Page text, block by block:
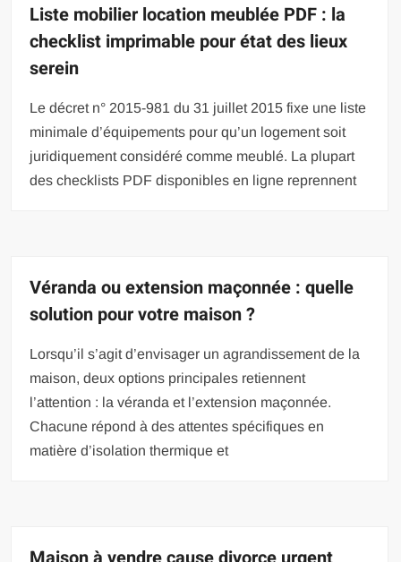
Liste mobilier location meublée PDF : la
checklist imprimable pour état des lieux
serein
Le décret n° 2015-981 du 31 juillet 2015 fixe une liste
minimale d’équipements pour qu’un logement soit
juridiquement considéré comme meublé. La plupart
des checklists PDF disponibles en ligne reprennent
Véranda ou extension maçonnée : quelle
solution pour votre maison ?
Lorsqu’il s’agit d’envisager un agrandissement de la
maison, deux options principales retiennent
l’attention : la véranda et l’extension maçonnée.
Chacune répond à des attentes spécifiques en
matière d’isolation thermique et